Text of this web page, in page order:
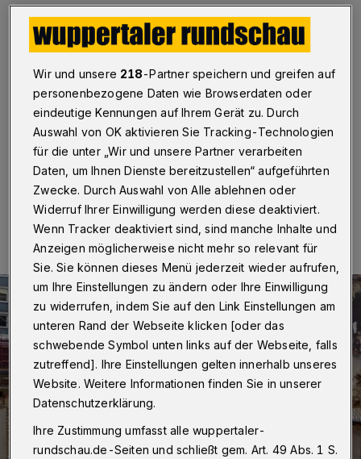
16-Millionen-Investition in
Elberfeld
Am Wall 36 ist der Grundstein für das neue
Geschäftshaus gelegt worden. Es soll im vierten Quartal
2015 eröffnet werden.
30.01.2015 , 12:02 Uhr Eine Minute Lesezeit
Wir und unsere 218-Partner speichern und greifen auf
personenbezogene Daten wie Browserdaten oder
eindeutige Kennungen auf Ihrem Gerät zu. Durch
Auswahl von OK aktivieren Sie Tracking-Technologien
für die unter „Wir und unsere Partner verarbeiten
Daten, um Ihnen Dienste bereitzustellen“ aufgeführten
Zwecke. Durch Auswahl von Alle ablehnen oder
Widerruf Ihrer Einwilligung werden diese deaktiviert.
Wenn Tracker deaktiviert sind, sind manche Inhalte und
Anzeigen möglicherweise nicht mehr so relevant für
Sie. Sie können dieses Menü jederzeit wieder aufrufen,
um Ihre Einstellungen zu ändern oder Ihre Einwilligung
zu widerrufen, indem Sie auf den Link Einstellungen am
unteren Rand der Webseite klicken [oder das
schwebende Symbol unten links auf der Webseite, falls
zutreffend]. Ihre Einstellungen gelten innerhalb unseres
Website. Weitere Informationen finden Sie in unserer
Datenschutzerklärung.
Ihre Zustimmung umfasst alle wuppertaler-
rundschau.de-Seiten und schließt gem. Art. 49 Abs. 1 S.